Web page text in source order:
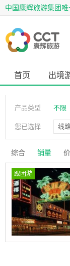
中国康辉旅游集团
首页 出境
产品类型 不限
您已选择 线
综合 销量
跟团游